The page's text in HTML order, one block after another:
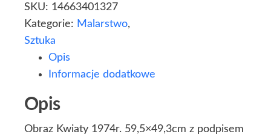
SKU: 14663401327
Kategorie: Malarstwo,
Sztuka
Opis
Informacje dodatkowe
Opis
Obraz Kwiaty 1974r. 59,5×49,3cm z podpisem